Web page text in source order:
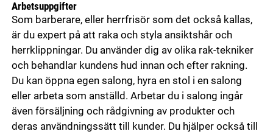
Arbetsuppgifter
Som barberare, eller herrfrisör som det också kallas,
är du expert på att raka och styla ansiktshår och
herrklippningar. Du använder dig av olika rak-tekniker
och behandlar kundens hud innan och efter rakning.
Du kan öppna egen salong, hyra en stol i en salong
eller arbeta som anställd. Arbetar du i salong ingår
även försäljning och rådgivning av produkter och
deras användningssätt till kunder. Du hjälper också till